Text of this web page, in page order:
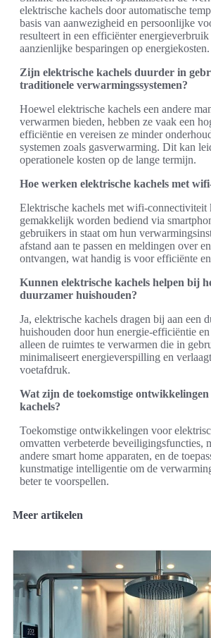
elektrische kachels door automatische
basis van aanwezigheid en persoonlijke
resulteert in een efficiënter
aanzienlijke besparingen op energiekosten.
Zijn elektrische kachels duurder in
traditionele verwarmingssystemen?
Hoewel elektrische kachels een andere
verwarmen bieden, hebben ze vaak een
efficiëntie en vereisen ze minder
systemen zoals gasverwarming. Dit kan
operationele kosten op de lange termijn.
Hoe werken elektrische kachels met
Elektrische kachels met wifi-connectiviteit
gemakkelijk worden bediend via
gebruikers in staat om hun
afstand aan te passen en meldingen over
ontvangen, wat handig is voor efficiënte
Kunnen elektrische kachels helpen bij
duurzamer huishouden?
Ja, elektrische kachels dragen bij aan een
huishouden door hun energie-efficiëntie
alleen de ruimtes te verwarmen die in
minimaliseert energieverspilling en
voetafdruk.
Wat zijn de toekomstige
kachels?
Toekomstige ontwikkelingen voor
omvatten verbeterde beveiligingsfuncties,
andere smart home apparaten, en de
kunstmatige intelligentie om de
beter te voorspellen.
Meer artikelen